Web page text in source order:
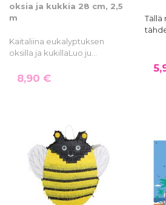
oksia ja kukkia 28 cm, 2,5
m
Kaitaliina eukalyptuksen
oksilla ja kukillaLuo ju…
8,90 €
Tällä